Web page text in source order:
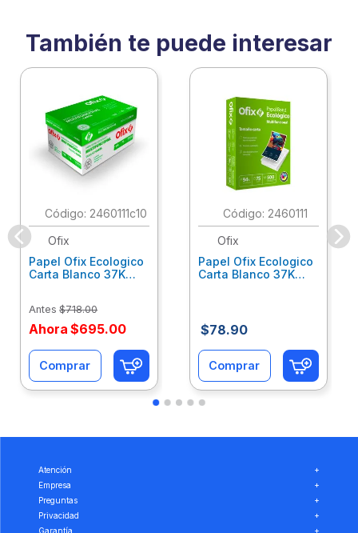
También te puede interesar
: 2460111c10
Ofix
Papel Ofix Ecologico
Carta Blanco 37K
Antes $718.00
Ahora $695.00
Comprar
: 2460111
Ofix
Papel Ofix Ecologico
Carta Blanco 37K
$78.90
Comprar
Atención
+
Empresa
+
Preguntas
+
Privacidad
+
Garantía
+